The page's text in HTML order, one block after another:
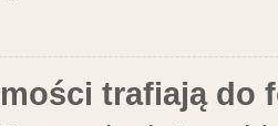
trafiają do